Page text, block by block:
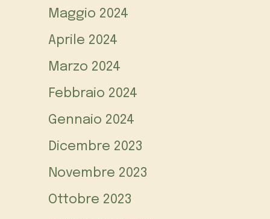
Maggio 2024
Aprile 2024
Marzo 2024
Febbraio 2024
Gennaio 2024
Dicembre 2023
Novembre 2023
Ottobre 2023